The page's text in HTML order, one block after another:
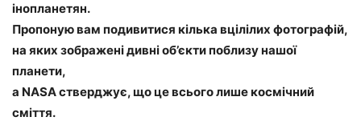
інопланетян.
Пропоную вам подивитися кілька вцілілих фотографій,
на яких зображені дивні об’єкти поблизу нашої
планети,
а NASA стверджує, що це всього лише космічний
сміття.